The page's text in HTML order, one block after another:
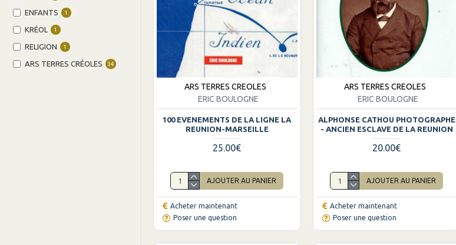
ENFANTS 1
KRÉOL 1
RELIGION 1
ARS TERRES CRÉOLES 34
ARS TERRES CREOLES
ERIC BOULOGNE
100 EVENEMENTS DE LA LIGNE LA
REUNION-MARSEILLE
25.00€
AJOUTER AU PANIER
Acheter maintenant
Poser une question
ARS TERRES CREOLES
ERIC BOULOGNE
ALPHONSE CATHOU PHOTOGRAPHE
- ANCIEN ESCLAVE DE LA REUNION
20.00€
AJOUTER AU PANIER
Acheter maintenant
Poser une question